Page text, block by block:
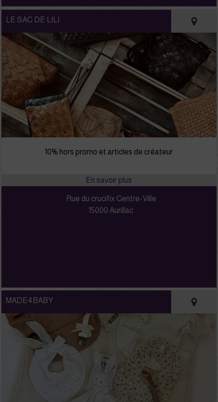
LE SAC DE LILI
10% hors promo et articles de créateur
Rue du crucifix Centre-Ville
15000 Aurillac
MADE4BABY